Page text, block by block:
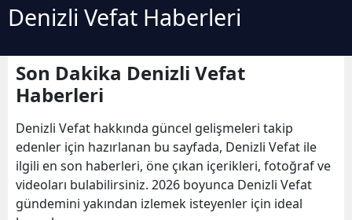
Denizli Vefat Haberleri
Son Dakika Denizli Vefat
Haberleri
Denizli Vefat hakkında güncel gelişmeleri takip
edenler için hazırlanan bu sayfada, Denizli Vefat ile
ilgili en son haberleri, öne çıkan içerikleri, fotoğraf ve
videoları bulabilirsiniz. 2026 boyunca Denizli Vefat
gündemini yakından izlemek isteyenler için ideal